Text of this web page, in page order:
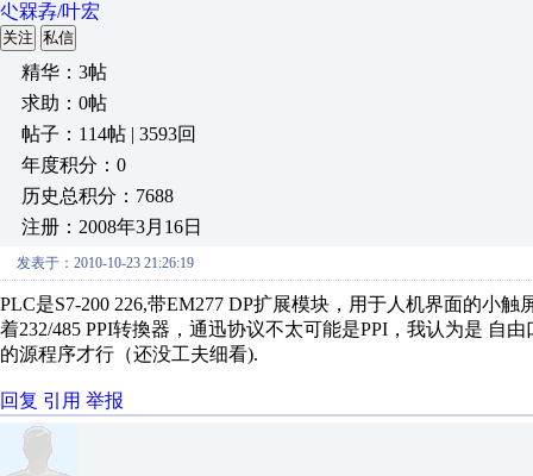
尐槑孨/叶宏
关注 私信
精华：3帖
求助：0帖
帖子：114帖 | 3593回
年度积分：0
历史总积分：7688
注册：2008年3月16日
发表于：2010-10-23 21:26:19
PLC是S7-200 226,带EM277 DP扩展模块，用于人机界面的小
着232/485 PPI转換器，通迅协议不太可能是PPI，我认为是 自
的源程序才行（还没工夫细看).
回复 引用 举报